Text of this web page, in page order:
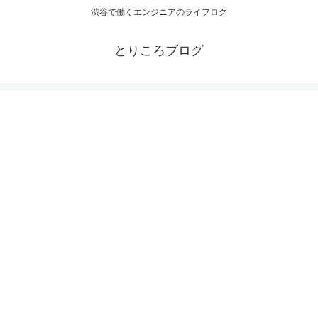
渋谷で働くエンジニアのライフログ
とりころブログ